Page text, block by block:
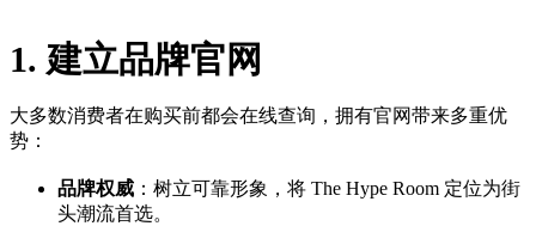
1. 建立品牌官网
大多数消费者在购买前都会在线查询，拥有官网带来多重优
势：
品牌权威 ：树立可靠形象，将 The Hype Room 定位为街
头潮流首选。